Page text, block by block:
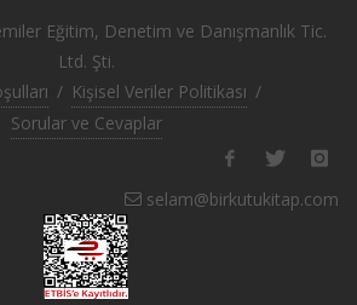
Eğitim, Denetim ve Danışmanlık Tic.
Ltd. Şti.
/ Kişisel Veriler Politikası /
Sorular ve Cevaplar
selam@birkutukitap.com